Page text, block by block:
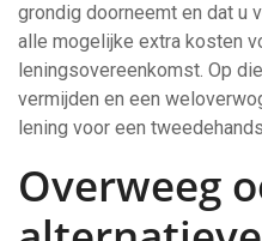
grondig doorneemt en dat u
alle mogelijke extra kosten
leningsovereenkomst. Op
vermijden en een
lening voor een
Overweeg